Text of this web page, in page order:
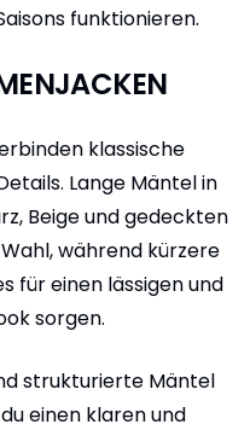
funktionieren.
klassische
Lange Mäntel in
Beige und gedeckten
während kürzere
für einen lässigen und
sorgen.
strukturierte Mäntel
einen klaren und